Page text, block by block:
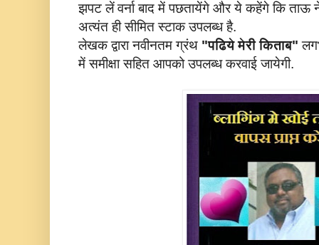
झपट लें वर्ना बाद में पछतायेंगे और ये कहेंगे कि ताऊ
अत्यंत ही सीमित स्टाक उपलब्ध है.
लेखक द्वारा नवीनतम ग्रंथ "पढिये मेरी किताब"
में समीक्षा सहित आपको उपलब्ध करवाई जायेगी.